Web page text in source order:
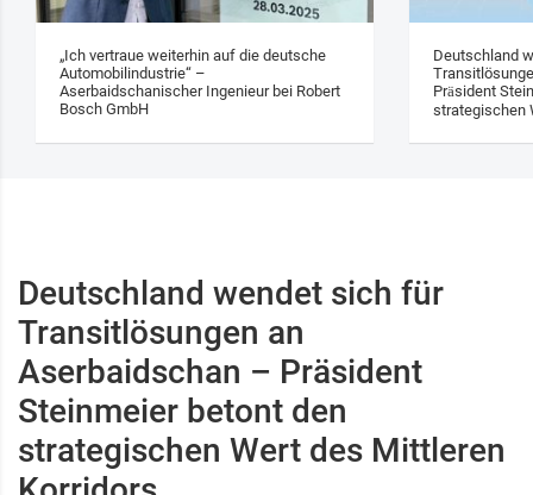
„Ich vertraue weiterhin auf die deutsche
Automobilindustrie“ –
Aserbaidschanischer Ingenieur bei Robert
Bosch GmbH
Deutschland
Präsident
strategischen
Deutschland wendet sich für
Transitlösungen an
Aserbaidschan – Präsident
Steinmeier betont den
strategischen Wert des Mittleren